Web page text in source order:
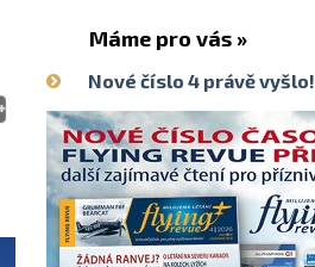
Máme pro vás »
Nové číslo 4 právě vyšlo!